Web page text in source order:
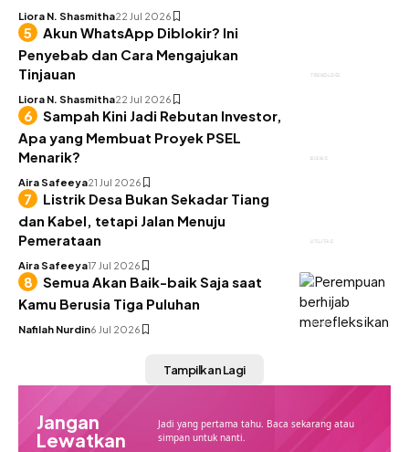
Liora N. Shasmitha22 Jul 2026
TEKNOLOGI
Akun WhatsApp Diblokir? Ini
Penyebab dan Cara Mengajukan
Tinjauan
Liora N. Shasmitha22 Jul 2026
BISNIS
Sampah Kini Jadi Rebutan Investor,
Apa yang Membuat Proyek PSEL
Menarik?
Aira Safeeya21 Jul 2026
UTILITAS
Listrik Desa Bukan Sekadar Tiang
dan Kabel, tetapi Jalan Menuju
Pemerataan
Aira Safeeya17 Jul 2026
INSIGHT
Semua Akan Baik-baik Saja saat
Kamu Berusia Tiga Puluhan
Nafilah Nurdin6 Jul 2026
Tampilkan Lagi
Jangan
Lewatkan
Jadi yang pertama tahu. Baca sekarang atau
simpan untuk nanti.